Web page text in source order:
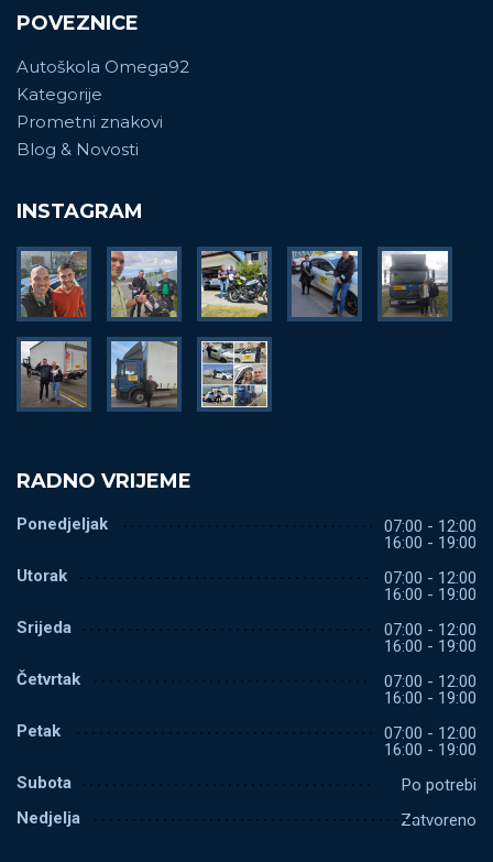
POVEZNICE
Autoškola Omega92
Kategorije
Prometni znakovi
Blog & Novosti
INSTAGRAM
RADNO VRIJEME
Ponedjeljak
07:00 - 12:00
16:00 - 19:00
Utorak
07:00 - 12:00
16:00 - 19:00
Srijeda
07:00 - 12:00
16:00 - 19:00
Četvrtak
07:00 - 12:00
16:00 - 19:00
Petak
07:00 - 12:00
16:00 - 19:00
Subota
Po potrebi
Nedjelja
Zatvoreno